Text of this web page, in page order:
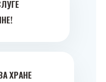
ХРAНE